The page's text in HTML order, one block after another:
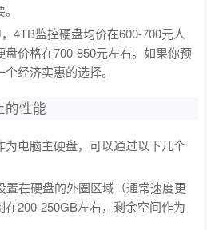
4TB监控硬盘均价在600-700元人
价格在700-850元左右。如果你预
经济实惠的选择。
的性能
电脑主硬盘，可以通过以下几个
置在硬盘的外圈区域（通常速度更
200-250GB左右，剩余空间作为